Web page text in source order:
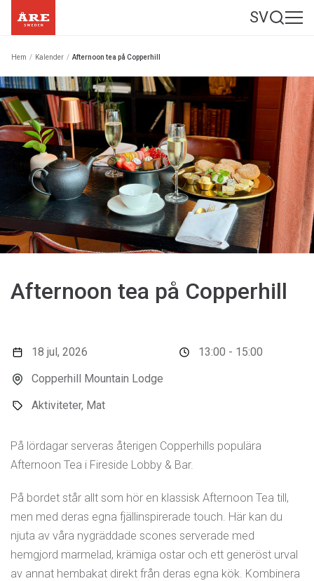
SV
Hem / Kalender / Afternoon tea på Copperhill
Afternoon tea på Copperhill
18 jul, 2026
Copperhill Mountain Lodge
Aktiviteter, Mat
13:00 - 15:00
På lördagar serveras återigen Copperhills populära
Afternoon Tea i Fireside Lobby & Bar.
På bordet står allt som hör en klassisk Afternoon Tea till,
men med deras egna fjällinspirerade touch. Här kan du
njuta av våra nygräddade scones serverade med
hemgjord marmelad, krämiga ostar och ett generöst urval
av annat hembakat direkt från deras egna kök. Kombinera